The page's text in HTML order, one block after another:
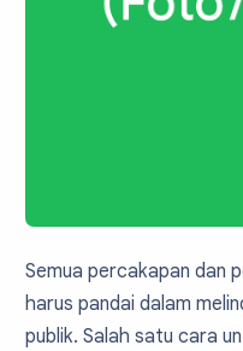
Semua percakapan dan
harus pandai dalam
publik. Salah satu cara